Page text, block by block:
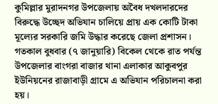
কুমিল্লার মুরাদনগর উপজেলায় অবৈধ দখলদারদের
বিরুদ্ধে উচ্ছেদ অভিযান চালিয়ে প্রায় এক কোটি টাকা
মূল্যের সরকারি জমি উদ্ধার করেছে জেলা প্রশাসন।
গতকাল বুধবার (৭ জানুয়ারি) বিকেল থেকে রাত পর্যন্ত
উপজেলার বাংগরা বাজার থানা এলাকার আকুবপুর
ইউনিয়নের রাজাবাড়ী গ্রামে এ অভিযান পরিচালনা করা
হয়।